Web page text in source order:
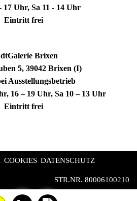
17 Uhr, Sa 11 - 14 Uhr
Eintritt frei
Brixen
5, 39042 Brixen (I)
Ausstellungsbetrieb
16 – 19 Uhr, Sa 10 – 13 Uhr
Eintritt frei
COOKIES DATENSCHUTZ
STR.NR. 80006100210